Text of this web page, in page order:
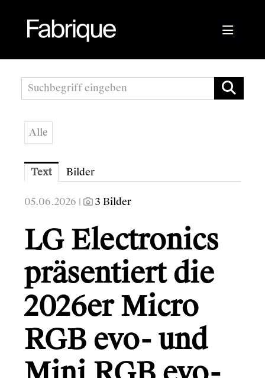
Pressemitteilungen
Fabrique Agency
Bioblo
Sunshine Mastering
Austrian Audio
Gründerio
Canal+
Learning Hospital
Friends in Flats
LG
Alle
Text Bilder
05.06.2026 | 3 Bilder
LG Electronics
präsentiert die
2026er Micro
RGB evo- und